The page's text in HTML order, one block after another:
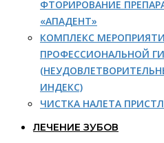
ФТОРИРОВАНИЕ
«АПАДЕНТ»
КОМПЛЕКС
ПРОФЕССИОНАЛЬНОЙ
ИНДЕКС)
ЧИСТКА НАЛЕТА
ЛЕЧЕНИЕ ЗУБОВ